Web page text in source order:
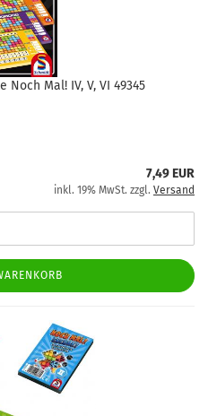
Mal! IV, V, VI 49345
7,49 EUR
inkl. 19% MwSt. zzgl. Versand